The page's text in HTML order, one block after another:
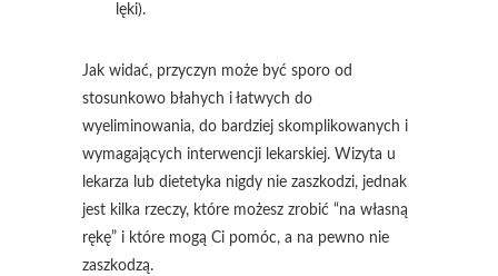
lęki).
Jak widać, przyczyn może być sporo od
stosunkowo błahych i łatwych do
wyeliminowania, do bardziej skomplikowanych i
wymagających interwencji lekarskiej. Wizyta u
lekarza lub dietetyka nigdy nie zaszkodzi, jednak
jest kilka rzeczy, które możesz zrobić “na własną
rękę” i które mogą Ci pomóc, a na pewno nie
zaszkodzą.